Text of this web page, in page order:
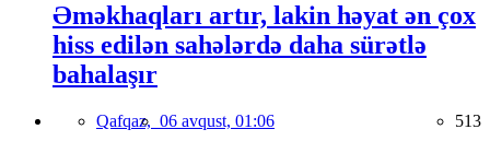
Əməkhaqları artır, lakin həyat ən çox
hiss edilən sahələrdə daha sürətlə
bahalaşır
Qafqaz, 06 avqust, 01:06 513